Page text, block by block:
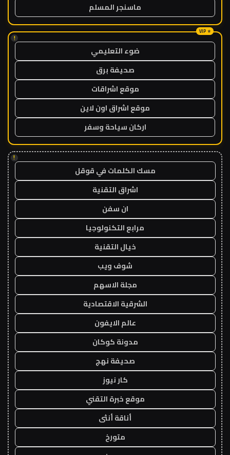
ماسنجر المسلم
!
ضوء التعليمي
صحيفة برق
موقع اشراقات
موقع اشراق اون لاين
اركان سياحة وسفر
!
مسك الكلمات في قوقل
اشراق التقنية
ان سفن
مرابع التكنولوجيا
خيال التقنية
شوف ويب
مجلة الاسهم
الشرقية الاقتصادية
عالم الايفون
مدونة كوكان
صحيفة نهج
كار نيوز
موقع خبرة التقني
أناقة أنثى
متورخ